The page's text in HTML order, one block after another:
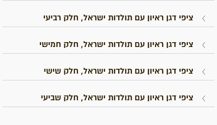
ציפי דגן ראיון עם תולדות ישראל, חלק רביעי
ציפי דגן ראיון עם תולדות ישראל, חלק חמישי
ציפי דגן ראיון עם תולדות ישראל, חלק שישי
ציפי דגן ראיון עם תולדות ישראל, חלק שביעי